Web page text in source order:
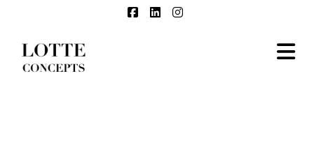
Facebook
LinkedInInstagram